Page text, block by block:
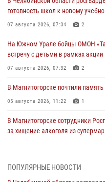
готовность школ к новому
07 августа 2026, 07:34 2
На Южном Урале бойцы ОМОН
встречу с детьми в рамках
07 августа 2026, 07:32 2
В Магнитогорске почтили
05 августа 2026, 11:22 1
В Магнитогорске сотрудники
за хищение алкоголя из
На Южном Урале спецназ
ПОПУЛЯРНЫЕ НОВОСТИ